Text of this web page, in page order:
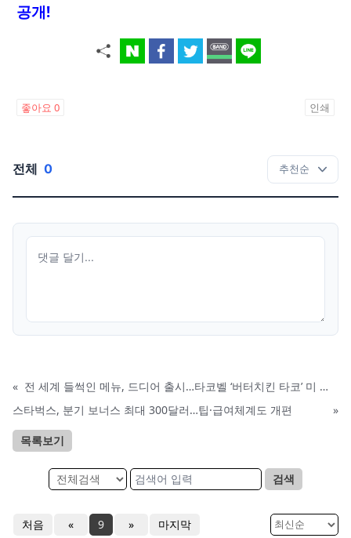
공개!
좋아요 0 인쇄
전체 0
«
전 세계 들썩인 메뉴, 드디어 출시…타코벨 ‘버터치킨 타코’ 미 상륙
스타벅스, 분기 보너스 최대 300달러…팁·급여체계도 개편
»
목록보기
검색
처음 « 9 » 마지막